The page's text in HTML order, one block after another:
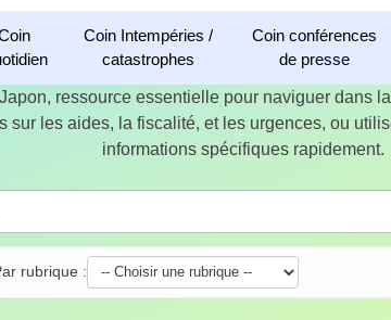
Coin Intempéries /
catastrophes
Coin conférences
de presse
ressource essentielle pour naviguer dans
sur les aides, la fiscalité, et les urgences, ou
informations spécifiques rapidement.
rubrique :